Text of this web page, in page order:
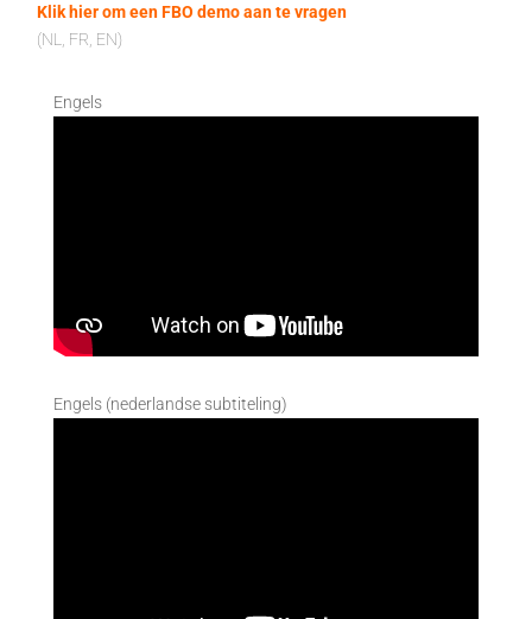
Klik hier om een FBO demo aan te vragen
(NL, FR, EN)
Engels
Engels (nederlandse subtiteling)